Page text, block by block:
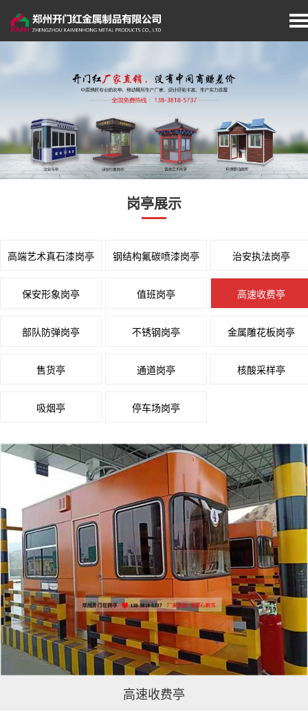
首页
厂家简介
岗亭展示
移动厕所
旗杆展示
经典案例
岗亭展示
高端艺术真石漆岗亭 钢结构氟碳喷漆岗亭 治安执法岗亭
保安形象岗亭 值班岗亭 高速收费亭
部队防弹岗亭 不锈钢岗亭 金属雕花板岗亭
售货亭 通道岗亭 核酸采样亭
吸烟亭 停车场岗亭
高速收费亭